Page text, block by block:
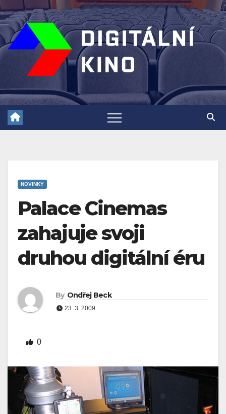
Skip
to
content
NOVINKY
Palace Cinemas
zahajuje svoji
druhou digitální éru
By Ondřej Beck
23. 3. 2009
0